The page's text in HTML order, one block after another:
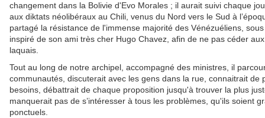
changement dans la Bolivie d'Evo Morales ; il aurait suivi chaque
aux diktats néolibéraux au Chili, venus du Nord vers le Sud à
partagé la résistance de l'immense majorité des Vénézuéliens,
inspiré de son ami très cher Hugo Chavez, afin de ne pas céder
laquais.
Tout au long de notre archipel, accompagné des ministres, il
communautés, discuterait avec les gens dans la rue, connaitrait de
besoins, débattrait de chaque proposition jusqu'à trouver la plus
manquerait pas de s’intéresser à tous les problèmes, qu'ils soient
ponctuels.